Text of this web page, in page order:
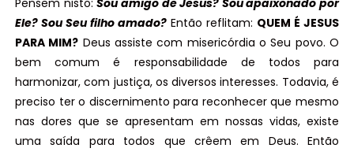
Pensem nisto:Sou amigo de Jesus? Sou apaixonado por
Ele? Sou Seu filho amado? Então reflitam: QUEM É JESUS
PARA MIM? Deus assiste com misericórdia o Seu povo. O
bem comum é responsabilidade de todos para
harmonizar, com justiça, os diversos interesses. Todavia, é
preciso ter o discernimento para reconhecer que mesmo
nas dores que se apresentam em nossas vidas, existe
uma saída para todos que crêem em Deus. Então